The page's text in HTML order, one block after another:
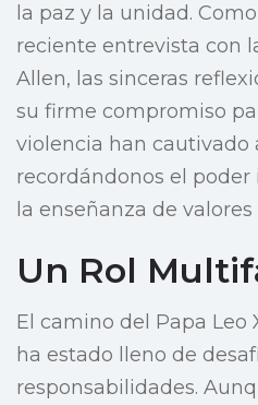
la paz y la unidad.
reciente entrevista con
Allen, las sinceras
su firme compromiso
violencia han cautivado
recordándonos el
la enseñanza de
Un Rol
El camino del Papa Leo
ha estado lleno de
responsabilidades.